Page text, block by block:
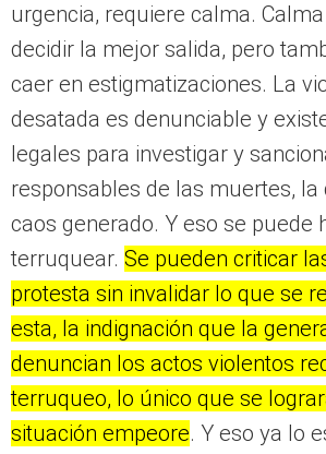
urgencia, requiere calma.
decidir la mejor salida, pero
caer en estigmatizaciones. La
desatada es denunciable y
legales para investigar y
responsables de las muertes, la
caos generado. Y eso se puede
terruquear. Se pueden criticar
protesta sin invalidar lo que se
esta, la indignación que la
denuncian los actos violentos
terruqueo, lo único que se
situación empeore. Y eso ya lo